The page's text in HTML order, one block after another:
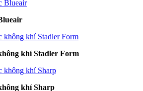
khí Stadler Form
khí Sharp